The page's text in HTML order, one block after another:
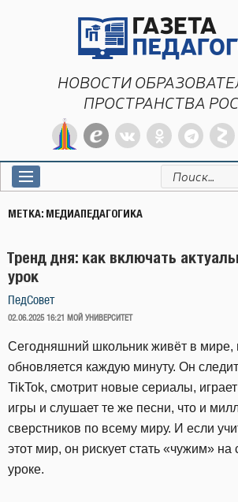
НОВОСТИ
ПРОСТРАНСТВА
Искать:
МЕТКА: МЕДИАПЕДАГОГИКА
Тренд дня: как включать
урок
ПедСовет
ОПУБЛИКОВАНО
02.06.2025 16:21 МОЙ УНИВЕРСИТЕТ
Сегодняшний школьник живёт в мире,
обновляется каждую минуту. Он
TikTok, смотрит новые сериалы,
игры и слушает те же песни, что и
сверстников по всему миру. И если
этот мир, он рискует стать «чужим» на
уроке.